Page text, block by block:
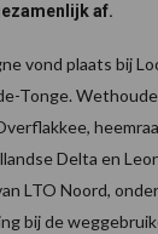
af.
vond plaats bij
Tonge.
Delta en
LTO Noord,
bij de